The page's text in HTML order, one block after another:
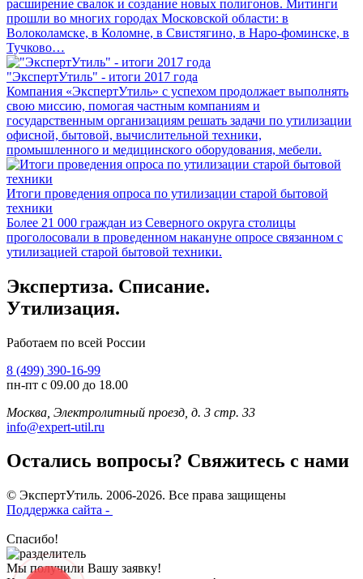
расширение свалок и создание новых полигонов. Митинги
прошли во многих городах Московской области: в
Волоколамске, в Коломне, в Свистягино, в Наро-фоминске, в
Тучково…
"ЭкспертУтиль" - итоги 2017 года
Компания «ЭкспертУтиль» с успехом продолжает выполнять
свою миссию, помогая частным компаниям и
государственным организациям решать задачи по утилизации
офисной, бытовой, вычислительной техники,
промышленного и медицинского оборудования, мебели.
Итоги проведения опроса по утилизации старой бытовой
техники
Более 21 000 граждан из Северного округа столицы
проголосовали в проведенном накануне опросе связанном с
утилизацией старой бытовой техники.
Экспертиза. Списание.
Утилизация.
Работаем по всей России
8 (499) 390-16-99
пн-пт с 09.00 до 18.00
Москва, Электролитный проезд, д. 3 стр. 33
info@expert-util.ru
Остались вопросы? Свяжитесь с нами
© ЭкспертУтиль. 2006-2026. Все права защищены
Поддержка сайта -
Спасибо!
Мы получили Вашу заявку!